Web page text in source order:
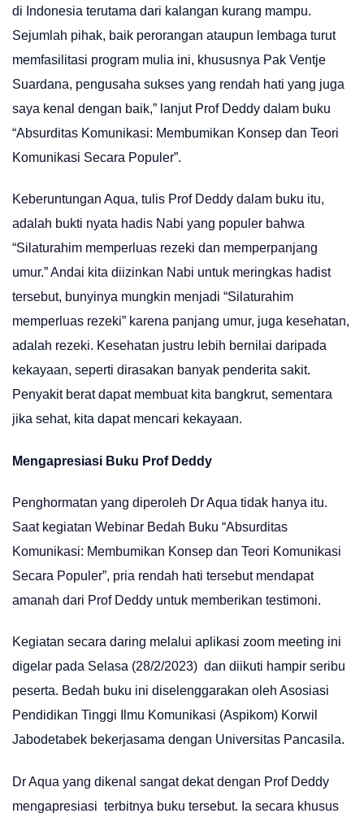
di Indonesia terutama dari kalangan kurang mampu.
Sejumlah pihak, baik perorangan ataupun lembaga turut
memfasilitasi program mulia ini, khususnya Pak Ventje
Suardana, pengusaha sukses yang rendah hati yang juga
saya kenal dengan baik,” lanjut Prof Deddy dalam buku
“Absurditas Komunikasi: Membumikan Konsep dan Teori
Komunikasi Secara Populer”.
Keberuntungan Aqua, tulis Prof Deddy dalam buku itu,
adalah bukti nyata hadis Nabi yang populer bahwa
“Silaturahim memperluas rezeki dan memperpanjang
umur.” Andai kita diizinkan Nabi untuk meringkas hadist
tersebut, bunyinya mungkin menjadi “Silaturahim
memperluas rezeki” karena panjang umur, juga kesehatan,
adalah rezeki. Kesehatan justru lebih bernilai daripada
kekayaan, seperti dirasakan banyak penderita sakit.
Penyakit berat dapat membuat kita bangkrut, sementara
jika sehat, kita dapat mencari kekayaan.
Mengapresiasi Buku Prof Deddy
Penghormatan yang diperoleh Dr Aqua tidak hanya itu.
Saat kegiatan Webinar Bedah Buku “Absurditas
Komunikasi: Membumikan Konsep dan Teori Komunikasi
Secara Populer”, pria rendah hati tersebut mendapat
amanah dari Prof Deddy untuk memberikan testimoni.
Kegiatan secara daring melalui aplikasi zoom meeting ini
digelar pada Selasa (28/2/2023) dan diikuti hampir seribu
peserta. Bedah buku ini diselenggarakan oleh Asosiasi
Pendidikan Tinggi Ilmu Komunikasi (Aspikom) Korwil
Jabodetabek bekerjasama dengan Universitas Pancasila.
Dr Aqua yang dikenal sangat dekat dengan Prof Deddy
mengapresiasi terbitnya buku tersebut. Ia secara khusus